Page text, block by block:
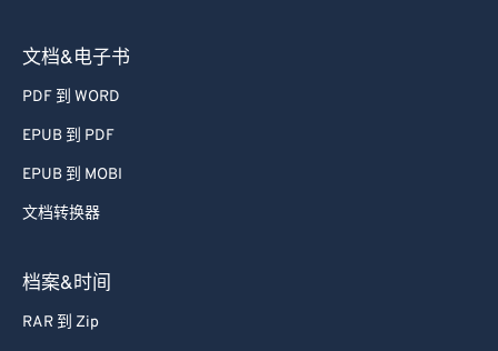
文档&电子书
PDF 到 WORD
EPUB 到 PDF
EPUB 到 MOBI
文档转换器
档案&时间
RAR 到 Zip